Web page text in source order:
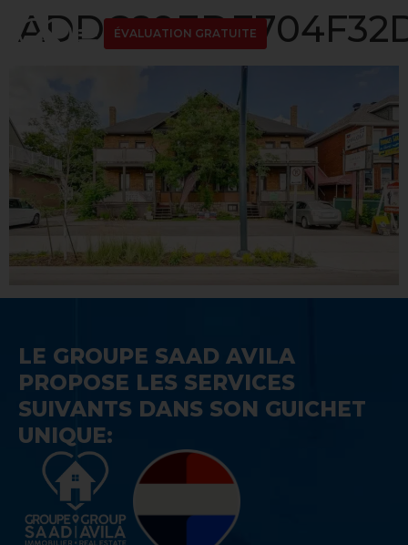
ÉVALUATION GRATUITE
LE GROUPE SAAD AVILA
PROPOSE LES SERVICES
SUIVANTS DANS SON GUICHET
UNIQUE: